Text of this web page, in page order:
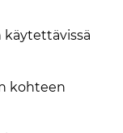
käytettävissä
kohteen